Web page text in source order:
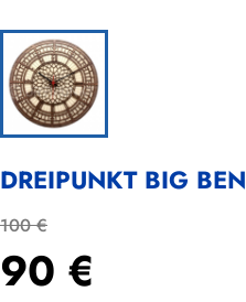
DREIPUNKT BIG BEN
100 €
90 €